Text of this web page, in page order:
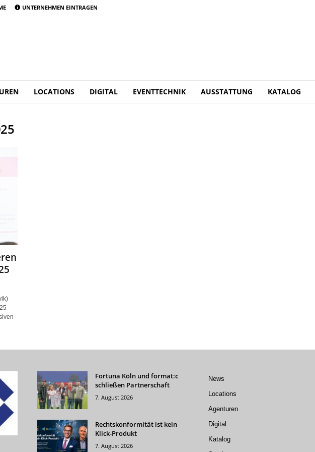
UNTERNEHMEN EINTRAGEN
LOCATIONS DIGITAL EVENTTECHNIK AUSSTATTUNG KATALOG
Fortuna Köln und format:c
schließen Partnerschaft
7. August 2026
Rechtskonformität ist kein
Klick-Produkt
7. August 2026
News
Locations
Agenturen
Digital
Katalog